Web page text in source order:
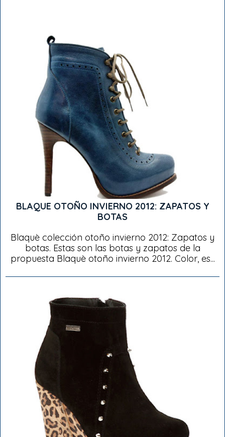
BLAQUE OTOÑO INVIERNO 2012: ZAPATOS Y
BOTAS
Blaquè colección otoño invierno 2012: Zapatos y
botas. Estas son las botas y zapatos de la
propuesta Blaquè otoño invierno 2012. Color, es...